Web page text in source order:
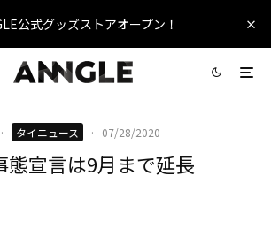
公式グッズストアオープン！
· タイニュース · 07/28/2020
態宣言は9月まで延長